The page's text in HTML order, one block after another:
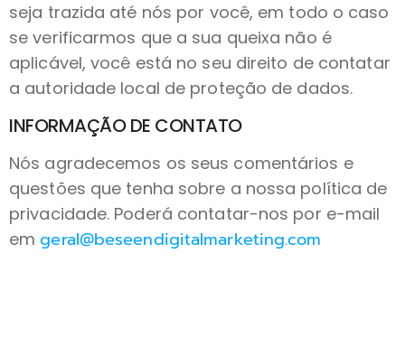
seja trazida até nós por você, em todo o caso
se verificarmos que a sua queixa não é
aplicável, você está no seu direito de contatar
a autoridade local de proteção de dados.
INFORMAÇÃO DE CONTATO
Nós agradecemos os seus comentários e
questões que tenha sobre a nossa política de
privacidade. Poderá contatar-nos por e-mail
emgeral@beseendigitalmarketing.com